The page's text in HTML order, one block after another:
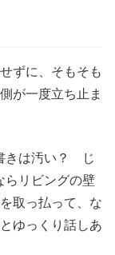
ずに、そもそも
が一度立ち止ま
きは汚い？ じ
らリビングの壁
取っ払って、な
ゆっくり話しあ